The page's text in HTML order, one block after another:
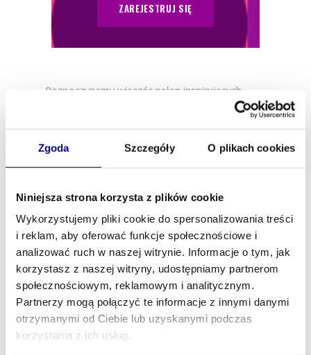
Zgoda Szczegóły O plikach cookies
Niniejsza strona korzysta z plików cookie
Wykorzystujemy pliki cookie do spersonalizowania treści
i reklam, aby oferować funkcje społecznościowe i
analizować ruch w naszej witrynie. Informacje o tym, jak
korzystasz z naszej witryny, udostępniamy partnerom
społecznościowym, reklamowym i analitycznym.
Partnerzy mogą połączyć te informacje z innymi danymi
otrzymanymi od Ciebie lub uzyskanymi podczas
korzystania z ich usług.
ZAREJESTRUJ SIĘ
Rozpoczynamy wieczór pełen inspirujących
rozmów i nowych możliwości biznesowych –
EBF Warszawa! To niezwykła okazja, by spotkać
się z profesjonalistami z różnych branż,
wartościowe kontakty biznesowe.
W ramach wieczornego networkingu możesz
spodziewać się: